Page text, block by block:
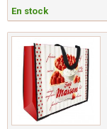
En stock